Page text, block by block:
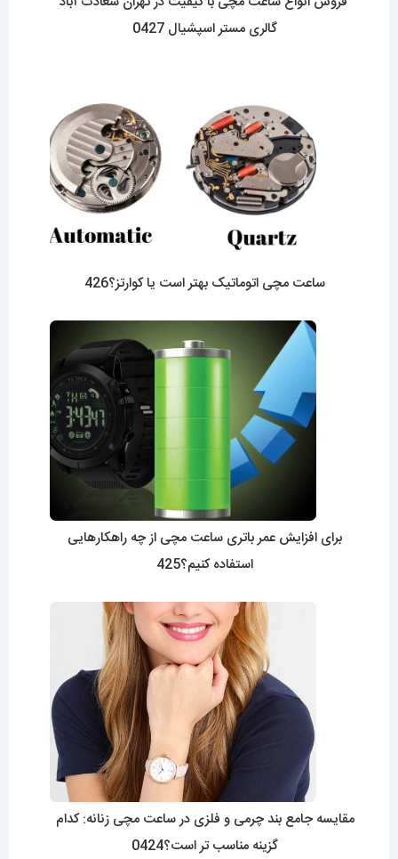
گالری مستر اسپشیال 0427
ساعت مچی اتوماتیک بهتر است یا کوارتز؟426
برای افزایش عمر باتری ساعت مچی از چه راهکارهایی
استفاده کنیم؟425
مقایسه جامع بند چرمی و فلزی در ساعت مچی زنانه: کدام
گزینه مناسب تر است؟0424